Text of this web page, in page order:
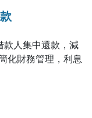
款人集中還款，減
化財務管理，利息